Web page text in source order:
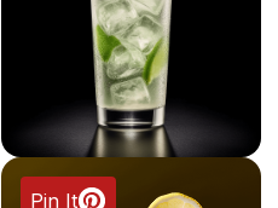
Pin It